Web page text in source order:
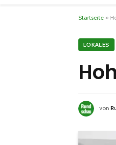
Startseite »
LOKALES
von